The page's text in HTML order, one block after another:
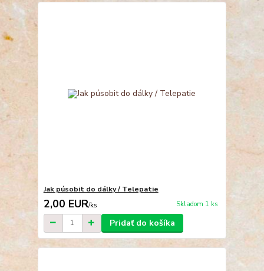
Jak púsobit do dálky / Telepatie
2,00 EUR/ks Skladom 1 ks
Pridať do košíka